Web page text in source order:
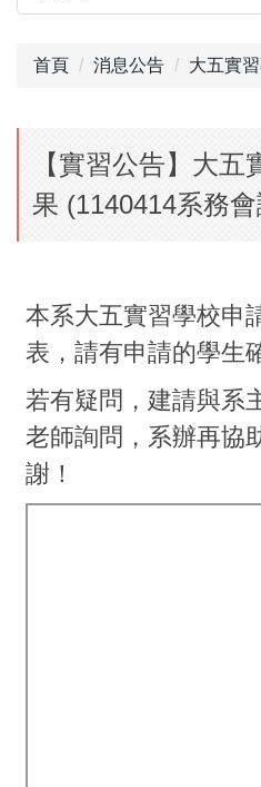
首頁 消息公告 大五實
【實習公告】大
果 (1140414系務
本系大五實習學校申
表，請有申請的學生
若有疑問，建請與系
老師詢問，系辦再協
謝！